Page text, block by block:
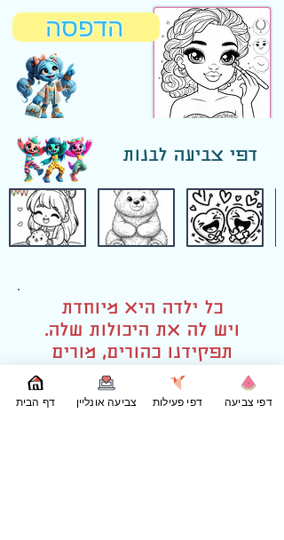
הדפסה
דפי צביעה לבנות
כל ילדה היא מיוחדת
ויש לה את היכולות שלה.
תפקידנו כהורים, מורים
ומדריכים הוא לעזור להן
לגלות את הכוחות הפנימיים
דף הבית צביעה אונליין דפי פעילות דפי צביעה